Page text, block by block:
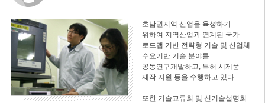
호남권지역 산업을 육성하기
위하여 지역산업과 연계된 국가
로드맵 기반 전략형 기술 및 산업체
수요기반 기술 분야를
공동연구개발하고, 특허 시제품
제작 지원 등을 수행하고 있다.
또한 기술교류회 및 신기술설명회